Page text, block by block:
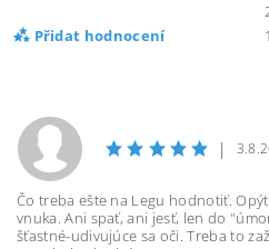
Přidat hodnocení
1
|
Čo treba ešte na Legu hodnotiť.
vnuka. Ani spať, ani jesť, len do
šťastné-udivujúce sa oči. Treba to